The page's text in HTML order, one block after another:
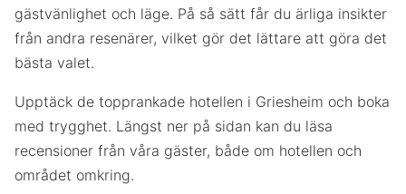
gästvänlighet och läge. På så sätt får du ärliga insikter
från andra resenärer, vilket gör det lättare att göra det
bästa valet.
Upptäck de topprankade hotellen i Griesheim och boka
med trygghet. Längst ner på sidan kan du läsa
recensioner från våra gäster, både om hotellen och
området omkring.